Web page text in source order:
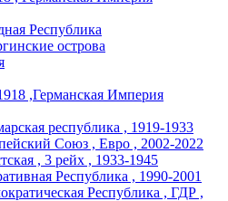
Республика
острова
,Германская Империя
республика , 1919-1933
Союз , Евро , 2002-2022
, 3 рейх , 1933-1945
Республика , 1990-2001
Республика , ГДР ,